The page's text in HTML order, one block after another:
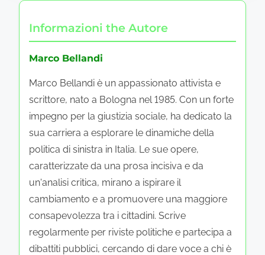
Informazioni the Autore
Marco Bellandi
Marco Bellandi è un appassionato attivista e
scrittore, nato a Bologna nel 1985. Con un forte
impegno per la giustizia sociale, ha dedicato la
sua carriera a esplorare le dinamiche della
politica di sinistra in Italia. Le sue opere,
caratterizzate da una prosa incisiva e da
un'analisi critica, mirano a ispirare il
cambiamento e a promuovere una maggiore
consapevolezza tra i cittadini. Scrive
regolarmente per riviste politiche e partecipa a
dibattiti pubblici, cercando di dare voce a chi è